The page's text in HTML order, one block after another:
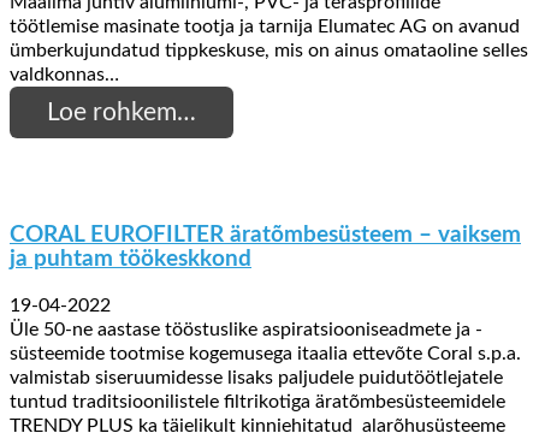
töötlemise masinate tootja ja tarnija Elumatec AG on avanud
ümberkujundatud tippkeskuse, mis on ainus omataoline selles
valdkonnas…
Loe rohkem…
CORAL EUROFILTER äratõmbesüsteem – vaiksem
ja puhtam töökeskkond
19-04-2022
Üle 50-ne aastase tööstuslike aspiratsiooniseadmete ja -
süsteemide tootmise kogemusega itaalia ettevõte Coral s.p.a.
valmistab siseruumidesse lisaks paljudele puidutöötlejatele
tuntud traditsioonilistele filtrikotiga äratõmbesüsteemidele
TRENDY PLUS ka täielikult kinniehitatud alarõhusüsteeme